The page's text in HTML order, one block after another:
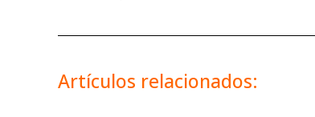
Artículos relacionados: